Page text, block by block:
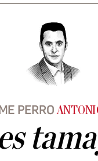
PERRO